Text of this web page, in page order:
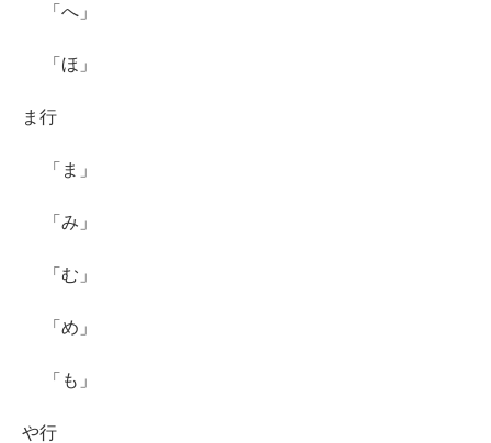
「へ」
「ほ」
ま行
「ま」
「み」
「む」
「め」
「も」
や行